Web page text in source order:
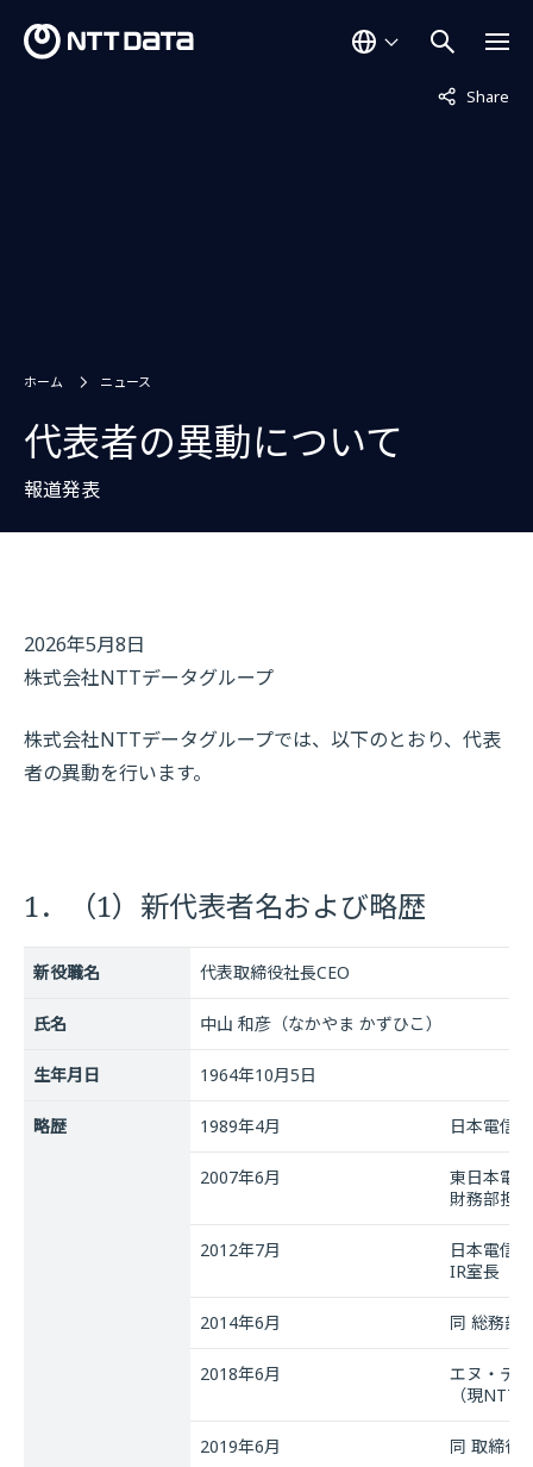
Share
非表示中
ホーム ニュース
代表者の異動について
報道発表
2026年5月8日
株式会社NTTデータグループ
株式会社NTTデータグループでは、以下のとおり、代表
者の異動を行います。
1．（1）新代表者名および略歴
新役職名 代表取締役社長CEO
氏名 中山 和彦（なかやま かずひこ）
生年月日 1964年10月5日
略歴 1989年4月 日本電信
2007年6月
東日本電
財務部担
2012年7月
日本電信
IR室長
2014年6月 同 総務部
2018年6月
エヌ・テ
（現NTT
2019年6月 同 取締役